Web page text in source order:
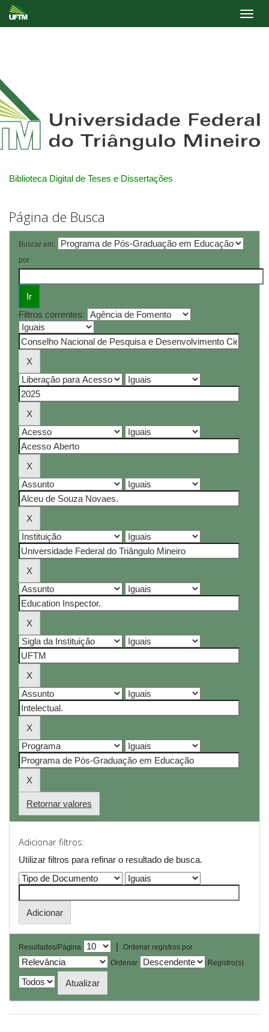
Biblioteca Digital de Teses e Dissertações
Página de Busca
Buscar em:
por
Filtros correntes:
Retornar valores
Adicionar filtros:
Utilizar filtros para refinar o resultado de busca.
Resultados/Página |
Ordenar registros por
Ordenar
Registro(s)